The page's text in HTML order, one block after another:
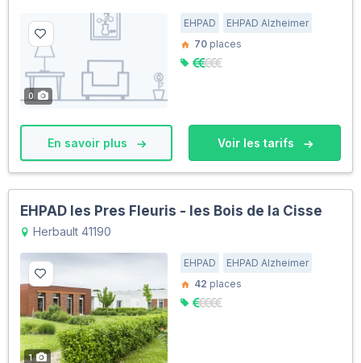
0
EHPAD
EHPAD Alzheimer
70 places
En savoir plus Voir les tarifs
EHPAD les Pres Fleuris - les Bois de la Cisse
Herbault 41190
1
EHPAD
EHPAD Alzheimer
42 places